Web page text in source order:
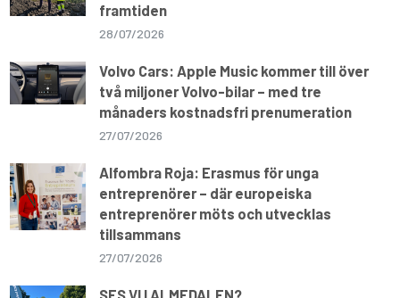
framtiden
28/07/2026
Volvo Cars: Apple Music kommer till över
två miljoner Volvo-bilar – med tre
månaders kostnadsfri prenumeration
27/07/2026
Alfombra Roja: Erasmus för unga
entreprenörer – där europeiska
entreprenörer möts och utvecklas
tillsammans
27/07/2026
SES VI I ALMEDALEN?